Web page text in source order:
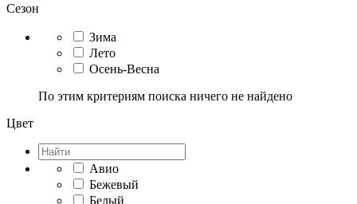
Сезон
Зима
Лето
Осень-Весна
По этим критериям поиска ничего не найдено
Цвет
Авио
Бежевый
Белый